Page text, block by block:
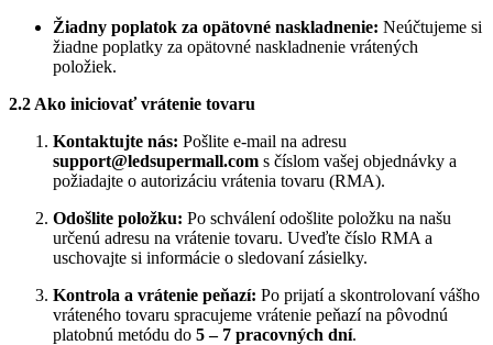
Žiadny poplatok za opätovné naskladnenie: Neúčtujeme si
žiadne poplatky za opätovné naskladnenie vrátených
položiek.
2.2 Ako iniciovať vrátenie tovaru
Kontaktujte nás: Pošlite e-mail na adresu
support@ledsupermall.com s číslom vašej objednávky a
požiadajte o autorizáciu vrátenia tovaru (RMA).
Odošlite položku: Po schválení odošlite položku na našu
určenú adresu na vrátenie tovaru. Uveďte číslo RMA a
uschovajte si informácie o sledovaní zásielky.
Kontrola a vrátenie peňazí: Po prijatí a skontrolovaní vášho
vráteného tovaru spracujeme vrátenie peňazí na pôvodnú
platobnú metódu do 5 – 7 pracovných dní.